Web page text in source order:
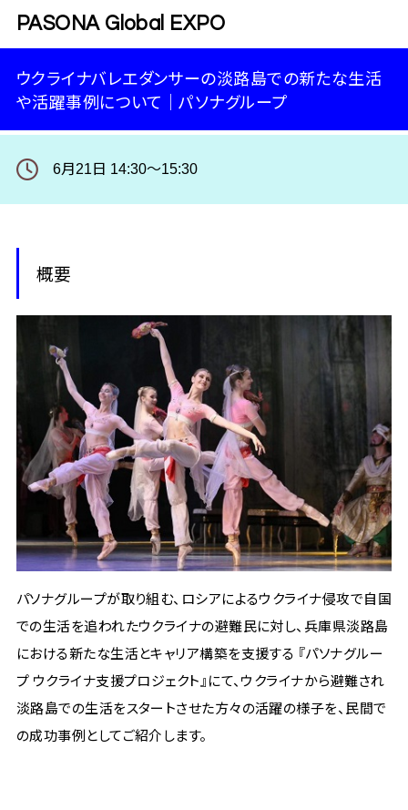
PASONA Global EXPO
ウクライナバレエダンサーの淡路島での新たな生活
や活躍事例について｜パソナグループ
6月21日 14:30～15:30
概要
パソナグループが取り組む、ロシアによるウクライナ侵攻で自国
での生活を追われたウクライナの避難民に対し、兵庫県淡路島
における新たな生活とキャリア構築を支援する 『パソナグルー
プ ウクライナ支援プロジェクト』にて、ウクライナから避難され
淡路島での生活をスタートさせた方々の活躍の様子を、民間で
の成功事例としてご紹介します。